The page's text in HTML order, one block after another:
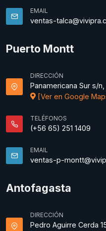
EMAIL
ventas-
Puerto Montt
DIRECCIÓN
Panamericana Sur s/
[Ver en Google
TELÉFONOS
(+56 65) 251 1409
EMAIL
ventas-p-
Antofagasta
DIRECCIÓN
Pedro Aguirre Cerda